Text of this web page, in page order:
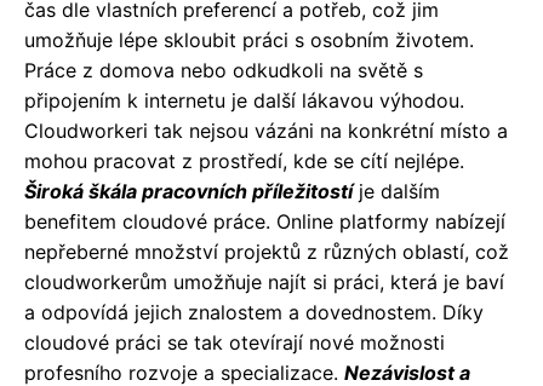
čas dle vlastních preferencí a potřeb, což jim
umožňuje lépe skloubit práci s osobním životem.
Práce z domova nebo odkudkoli na světě s
připojením k internetu je další lákavou výhodou.
Cloudworkeri tak nejsou vázáni na konkrétní místo a
mohou pracovat z prostředí, kde se cítí nejlépe.
Široká škála pracovních příležitostíje dalším
benefitem cloudové práce. Online platformy nabízejí
nepřeberné množství projektů z různých oblastí, což
cloudworkerům umožňuje najít si práci, která je baví
a odpovídá jejich znalostem a dovednostem. Díky
cloudové práci se tak otevírají nové možnosti
profesního rozvoje a specializace. Nezávislost a